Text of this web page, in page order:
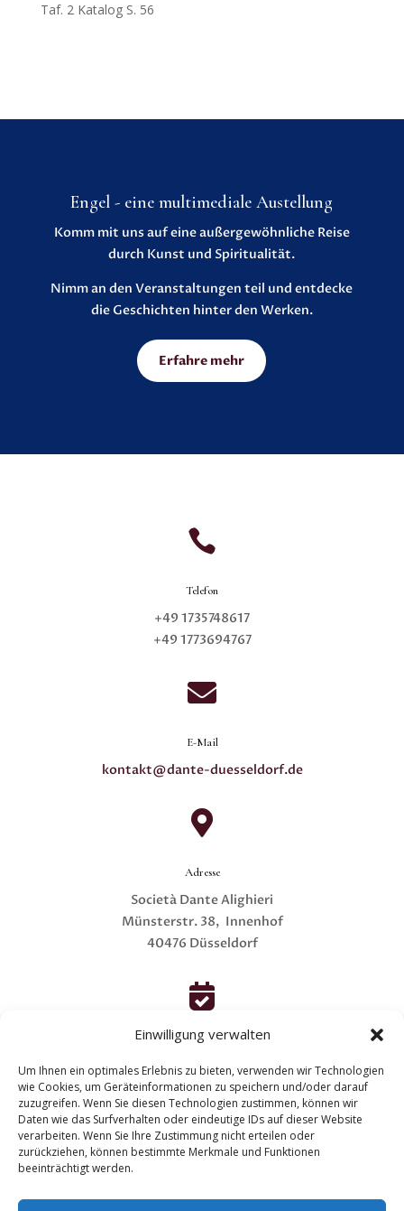
Einwilligung verwalten
Um Ihnen ein optimales Erlebnis zu bieten, verwenden wir Technologien
wie Cookies, um Geräteinformationen zu speichern und/oder darauf
zuzugreifen. Wenn Sie diesen Technologien zustimmen, können wir
Daten wie das Surfverhalten oder eindeutige IDs auf dieser Website
verarbeiten. Wenn Sie Ihre Zustimmung nicht erteilen oder
zurückziehen, können bestimmte Merkmale und Funktionen
beeinträchtigt werden.
Taf. 2 Katalog S. 56
Engel - eine multimediale Austellung
Komm mit uns auf eine außergewöhnliche Reise
durch Kunst und Spiritualität.
Nimm an den Veranstaltungen teil und entdecke
die Geschichten hinter den Werken.
Erfahre mehr

Telefon
+49 1735748617
+49 1773694767

E-Mail
kontakt@dante-duesseldorf.de

Adresse
Società Dante Alighieri
Münsterstr. 38, Innenhof
40476 Düsseldorf

Öffnungszeiten
Sa bis Di von 10-13 und 15-18 Uhr
Mi bis Fr von 17-20 Uhr
(7. bis 21. März)